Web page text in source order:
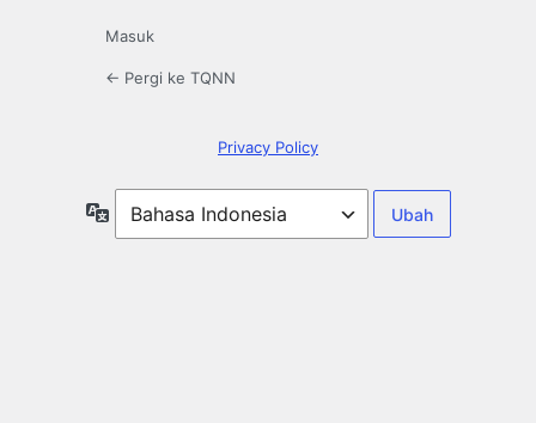
Masuk
← Pergi ke TQNN
Privacy Policy
Bahasa